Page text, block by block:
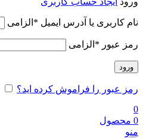
نام کاربری یا آدرس ایمیل * الزامی
رمز عبور * الزامی
ورود
رمز عبور را فراموش کرده اید؟
0
0 محصول
منو